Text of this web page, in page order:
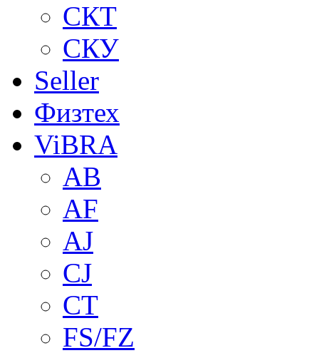
СКТ
СКУ
Seller
Физтех
ViBRA
AB
AF
AJ
CJ
CT
FS/FZ